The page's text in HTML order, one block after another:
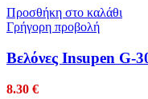
Προσθήκη στο καλάθι
Γρήγορη προβολή
Βελόνες Insupen G-
8.30 €